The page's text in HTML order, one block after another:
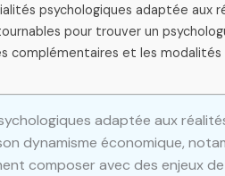
psychologiques adaptée aux
pour trouver un
complémentaires et les modalités
adaptée aux
dynamisme économique,
composer avec des enjeux